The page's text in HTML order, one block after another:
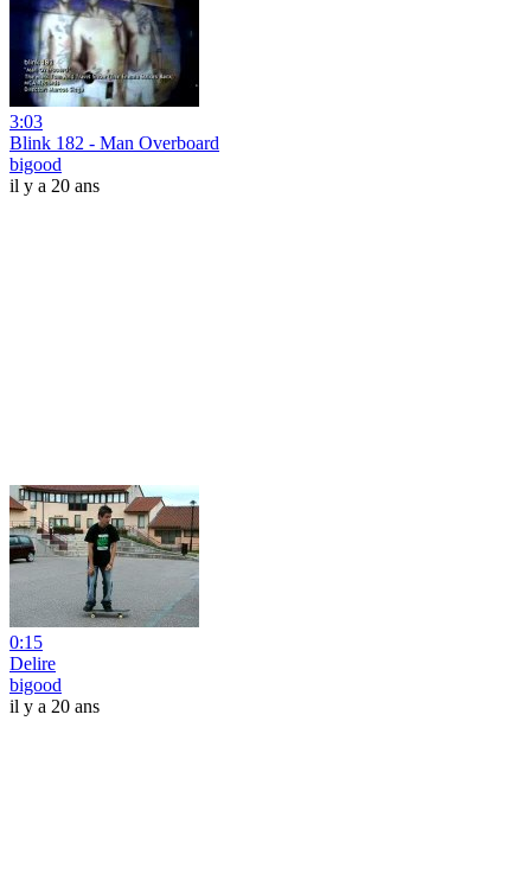
3:03
Blink 182 - Man Overboard
bigood
il y a 20 ans
0:15
Delire
bigood
il y a 20 ans